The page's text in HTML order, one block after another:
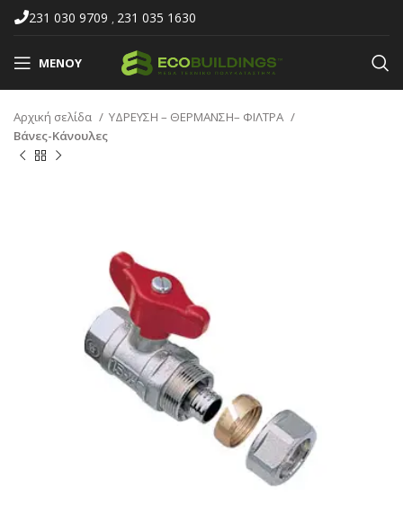
231 030 9709 , 231 035 1630
ΜΕΝΟΎ
Αρχική σελίδα
ΥΔΡΕΥΣΗ – ΘΕΡΜΑΝΣΗ– ΦΙΛΤΡΑ
Βάνες-Κάνουλες